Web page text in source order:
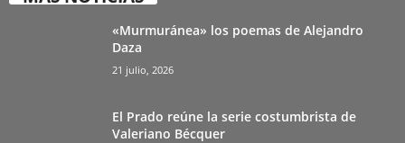
«Murmuránea» los poemas de Alejandro
Daza
21 julio, 2026
El Prado reúne la serie costumbrista de
Valeriano Bécquer